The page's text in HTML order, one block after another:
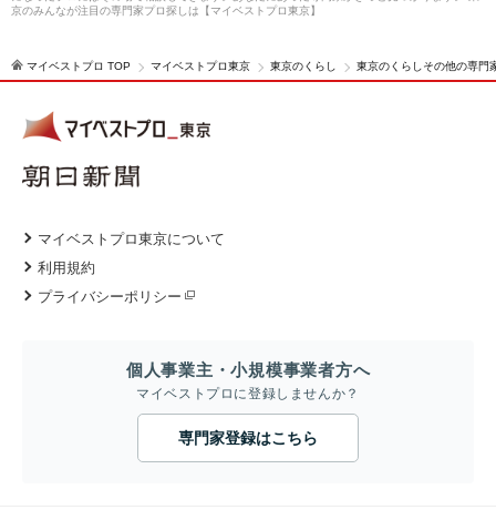
京のみんなが注目の専門家プロ探しは【マイベストプロ東京】
マイベストプロ TOP マイベストプロ東京 東京のくらし 東京のくらしその他の専門
マイベストプロ東京について
利用規約
プライバシーポリシー
個人事業主・小規模事業者方へ
マイベストプロに登録しませんか？
専門家登録はこちら